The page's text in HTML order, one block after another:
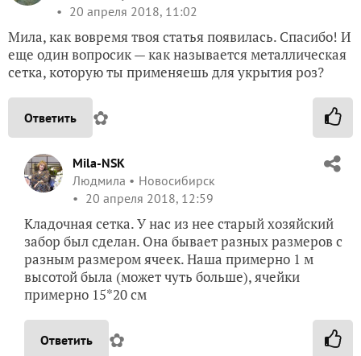
20 апреля 2018, 11:02
Мила, как вовремя твоя статья появилась. Спасибо! И
еще один вопросик — как называется металлическая
сетка, которую ты применяешь для укрытия роз?
Ответить ✿
Mila-NSK
Людмила
Новосибирск
20 апреля 2018, 12:59
Кладочная сетка. У нас из нее старый хозяйский
забор был сделан. Она бывает разных размеров с
разным размером ячеек. Наша примерно 1 м
высотой была (может чуть больше), ячейки
примерно 15*20 см
Ответить ✿